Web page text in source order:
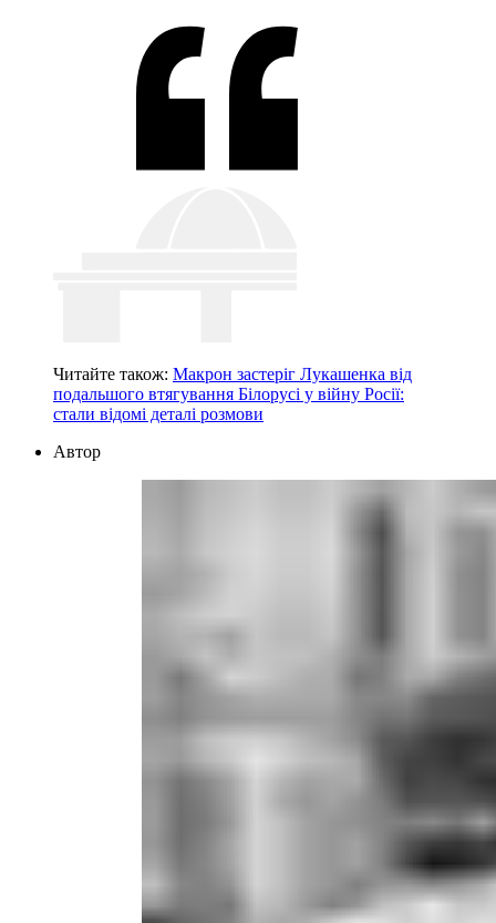
Читайте також: Макрон застеріг Лукашенка від
подальшого втягування Білорусі у війну Росії:
стали відомі деталі розмови
Автор